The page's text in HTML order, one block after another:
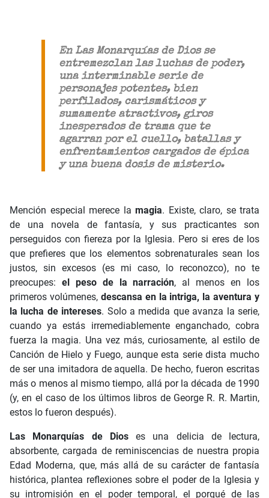
En Las Monarquías de Dios se
entremezclan las luchas de poder,
una interminable serie de
personajes potentes, bien
perfilados, carismáticos y
sumamente atractivos, giros
inesperados de trama que te
agarran por el cuello, batallas y
enfrentamientos cargados de épica
y una buena dosis de misterio.
Mención especial merece la magia. Existe, claro, se trata
de una novela de fantasía, y sus practicantes son
perseguidos con fiereza por la Iglesia. Pero si eres de los
que prefieres que los elementos sobrenaturales sean los
justos, sin excesos (es mi caso, lo reconozco), no te
preocupes: el peso de la narración, al menos en los
primeros volúmenes, descansa en la intriga, la aventura y
la lucha de intereses. Solo a medida que avanza la serie,
cuando ya estás irremediablemente enganchado, cobra
fuerza la magia. Una vez más, curiosamente, al estilo de
Canción de Hielo y Fuego, aunque esta serie dista mucho
de ser una imitadora de aquella. De hecho, fueron escritas
más o menos al mismo tiempo, allá por la década de 1990
(y, en el caso de los últimos libros de George R. R. Martin,
estos lo fueron después).
Las Monarquías de Dioses una delicia de lectura,
absorbente, cargada de reminiscencias de nuestra propia
Edad Moderna, que, más allá de su carácter de fantasía
histórica, plantea reflexiones sobre el poder de la Iglesia y
su intromisión en el poder temporal, el porqué de las